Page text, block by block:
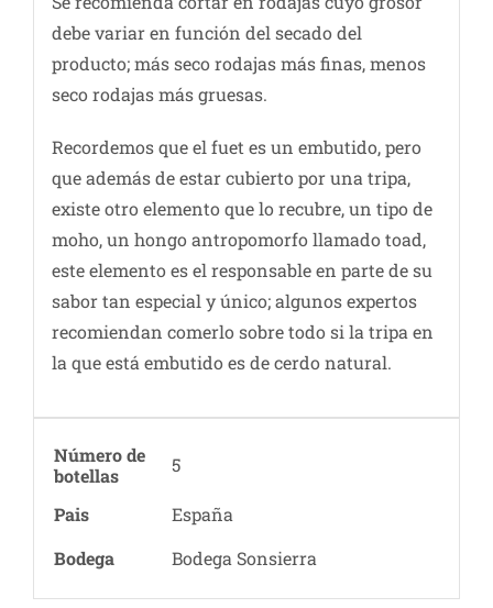
debe variar en función del secado del
producto; más seco rodajas más finas, menos
seco rodajas más gruesas.
Recordemos que el fuet es un embutido, pero
que además de estar cubierto por una tripa,
existe otro elemento que lo recubre, un tipo de
moho, un hongo antropomorfo llamado toad,
este elemento es el responsable en parte de su
sabor tan especial y único; algunos expertos
recomiendan comerlo sobre todo si la tripa en
la que está embutido es de cerdo natural.
Número de
botellas
5
Pais
España
Bodega
Bodega Sonsierra